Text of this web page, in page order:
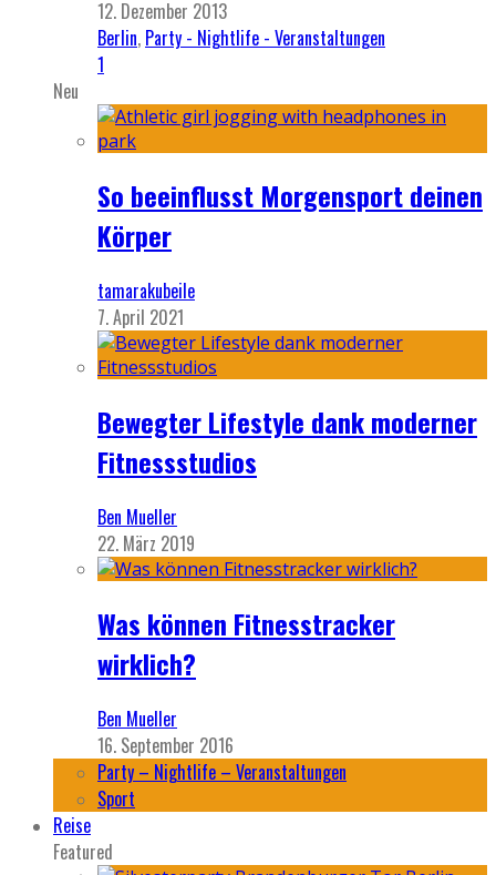
12. Dezember 2013
Berlin, Party - Nightlife - Veranstaltungen
1
Neu
So beeinflusst Morgensport deinen
Körper
tamarakubeile
7. April 2021
Bewegter Lifestyle dank moderner
Fitnessstudios
Ben Mueller
22. März 2019
Was können Fitnesstracker
wirklich?
Ben Mueller
16. September 2016
Party – Nightlife – Veranstaltungen
Sport
Reise
Featured